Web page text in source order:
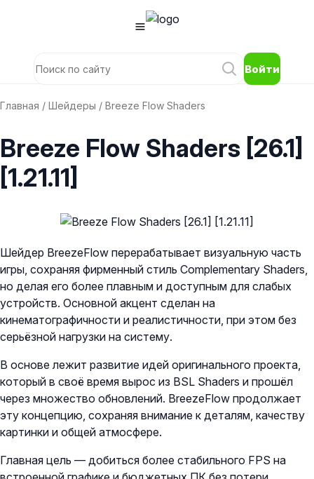
Войти
Главная / Шейдеры / Breeze Flow Shaders
Breeze Flow Shaders [26.1]
[1.21.11]
Шейдер BreezeFlow перерабатывает визуальную часть
игры, сохраняя фирменный стиль Complementary Shaders,
но делая его более плавным и доступным для слабых
устройств. Основной акцент сделан на
кинематографичности и реалистичности, при этом без
серьёзной нагрузки на систему.
В основе лежит развитие идей оригинального проекта,
который в своё время вырос из BSL Shaders и прошёл
через множество обновлений. BreezeFlow продолжает
эту концепцию, сохраняя внимание к деталям, качеству
картинки и общей атмосфере.
Главная цель — добиться более стабильного FPS на